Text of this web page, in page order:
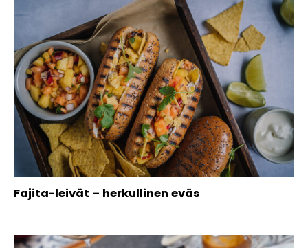
Fajita-leivät – herkullinen eväs